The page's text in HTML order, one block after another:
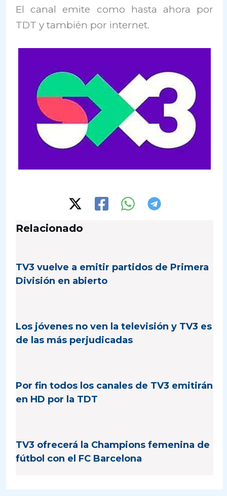
El canal emite como hasta ahora por
TDT y también por internet.
Relacionado
TV3 vuelve a emitir partidos de Primera
División en abierto
Los jóvenes no ven la televisión y TV3 es
de las más perjudicadas
Por fin todos los canales de TV3 emitirán
en HD por la TDT
TV3 ofrecerá la Champions femenina de
fútbol con el FC Barcelona